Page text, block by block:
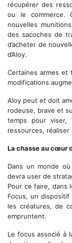
récupérer des
ou le commerce.
nouvelles
des sacoches de
d’acheter de
d’Aloy.
Certaines armes et
modifications
Aloy peut et doit
rodeuse, brave et
temps pour viser,
ressources,
La chasse au cœur
Dans un monde
devra user de
Pour ce faire, dans
Focus, un dispositif
les créatures, de
empruntent.
Le focus associé à